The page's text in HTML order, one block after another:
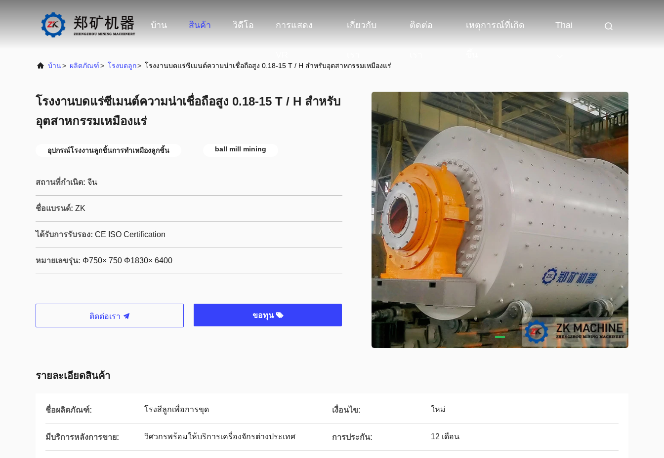
บ้าน สินค้า วิดีโอ การแสดง เกี่ยวกับ ติดต่อ เหตุการณ์ที่เกิด Thai
บ้าน> ผลิตภัณฑ์> โรงบดลูก> โรงงานบดแร่ซีเมนต์ความน่าเชื่อถือสูง 0.18-15 T / H สำหรับอุตสาหกรรมเหมืองแร่
โรงงานบดแร่ซีเมนต์ความน่าเชื่อถือสูง 0.18-15 T / H สำหรับ
อุตสาหกรรมเหมืองแร่
อุปกรณ์โรงงานลูกชิ้นการทำเหมืองลูกชิ้น ball mill mining
สถานที่กำเนิด: จีน
ชื่อแบรนด์: ZK
ได้รับการรับรอง: CE ISO Certification
หมายเลขรุ่น: Φ750× 750 Φ1830× 6400
ติดต่อเรา ขอทุน
รายละเอียดสินค้า
ชื่อผลิตภัณฑ์: โรงสีลูกเพื่อการขุด เงื่อนไข: ใหม่
มีบริการหลังการขาย: วิศวกรพร้อมให้บริการเครื่องจักรต่างประเทศ การประกัน: 12 เดือน